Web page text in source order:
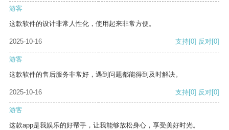
游客
这款软件的设计非常人性化，使用起来非常方便。
2025-10-16 支持[0] 反对[0]
游客
这款软件的售后服务非常好，遇到问题都能得到及时解决。
2025-10-16 支持[0] 反对[0]
游客
这款app是我娱乐的好帮手，让我能够放松身心，享受美好时光。